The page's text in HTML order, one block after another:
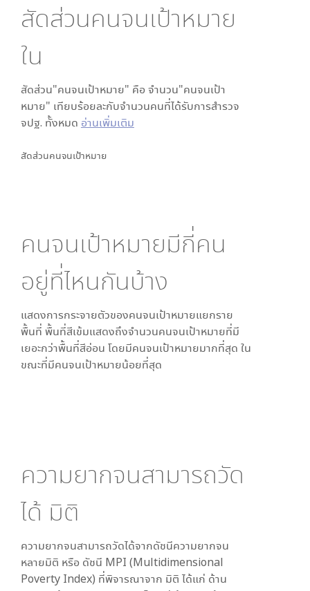
สัดส่วนคนจนเป้าหมาย
ใน
สัดส่วน"คนจนเป้าหมาย" คือ จำนวน"คนจนเป้า
หมาย" เทียบร้อยละกับจำนวนคนที่ได้รับการสำรวจ
จปฐ. ทั้งหมด อ่านเพิ่มเติม
สัดส่วนคนจนเป้าหมาย
คนจนเป้าหมายมีกี่คน
อยู่ที่ไหนกันบ้าง
แสดงการกระจายตัวของคนจนเป้าหมายแยกราย
พื้นที่ พื้นที่สีเข้มแสดงถึงจำนวนคนจนเป้าหมายที่มี
เยอะกว่าพื้นที่สีอ่อน โดยมีคนจนเป้าหมายมากที่สุด ใน
ขณะที่มีคนจนเป้าหมายน้อยที่สุด
ความยากจนสามารถวัด
ได้ มิติ
ความยากจนสามารถวัดได้จากดัชนีความยากจน
หลายมิติ หรือ ดัชนี MPI (Multidimensional
Poverty Index) ที่พิจารณาจาก มิติ ได้แก่ ด้าน